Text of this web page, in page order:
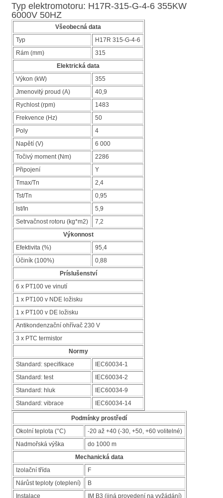
Typ elektromotoru: H17R-315-G-4-6 355KW
6000V 50HZ
Všeobecná data
Typ
H17R 315-G-4-6
Rám (mm)
315
Elektrická data
Výkon (kW)
355
Jmenovitý proud (A)
40,9
Rychlost (rpm)
1483
Frekvence (Hz)
50
Poly
4
Napětí (V)
6 000
Točivý moment (Nm)
2286
Připojení
Y
Tmax/Tn
2,4
Tst/Tn
0,95
Ist/In
5,9
Setrvačnost rotoru (kg*m2)
7,2
Výkonnost
Efektivita (%)
95,4
Účiník (100%)
0,88
Príslušenství
6 x PT100 ve vinutí
1 x PT100 v NDE ložisku
1 x PT100 v DE ložisku
Antikondenzační ohřívač 230 V
3 x PTC termistor
Normy
Standard: specifikace
IEC60034-1
Standard: test
IEC60034-2
Standard: hluk
IEC60034-9
Standard: vibrace
IEC60034-14
Podmínky prostředí
Okolní teplota (°C)
-20 až +40 (-30, +50, +60 volitelné)
Nadmořská výška
do 1000 m
Mechanická data
Izolační třída
F
Nárůst teploty (oteplení)
B
Instalace
IM B3 (jiná provedení na vyžádání)